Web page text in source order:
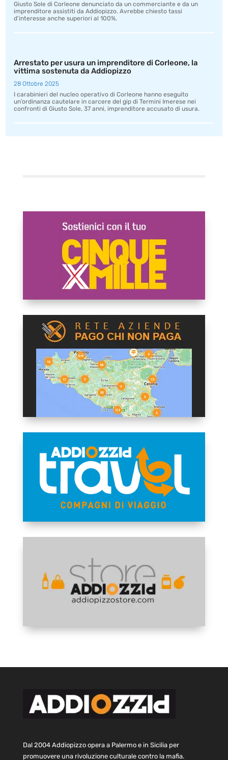
Giusto Sole di Corleone denunciato da un commerciante e da un
imprenditore assistiti da Addiopizzo. Avrebbe chiesto tassi
d’interesse anche superiori al 100%.
Arrestato per usura un imprenditore di Corleone, la
vittima sostenuta da Addiopizzo
28 Ottobre 2025
I carabinieri del nucleo operativo di Corleone hanno eseguito
un’ordinanza cautelare in carcere del gip di Termini Imerese nei
confronti di Giusto Sole, 37 anni, imprenditore accusato di usura.
Dal 2004 Addiopizzo opera a Palermo e in Sicilia per
promuovere una rivoluzione culturale contro la mafia.